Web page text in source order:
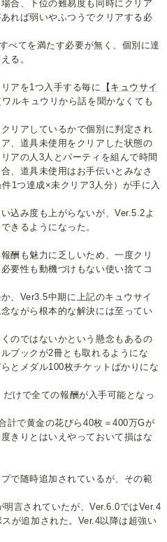
合、下位の難易度も同時にクリア
れば弱いやふつうでクリアする必
べてを満たす必要が無く、個別に達
る。
アを1つ入手する毎に
【キュウサイ
ルキュウリから話を聞かなくても
リアしているかで個別に判定され
、道具未使用をクリアした状態の
アの人3人とパーティを組んで時間
、道具未使用はお手伝いとみなさ
1つ達成×未クリア3人分）が手に入
込み度も上がらないが、Ver.5.2よ
きるようになった。
酬も魅力に乏しいため、一度クリ
要性も動機づけもない使い捨てコ
、Ver3.5中期に上記のキュウサイ
ながら根本的な解決には至ってい
のではないかという懸念もあるの
ブックが2冊とも取れるようにな
とメダル100枚チケットばかりにな
けで全ての報酬が入手可能となっ
計で黄金の花びら40枚＝400万Gが
きりとはいえやっておいて損はな
で随時追加されているが、その範
言されていたが、Ver.6.0ではVer.4
が追加された。Ver.4以降は超強い